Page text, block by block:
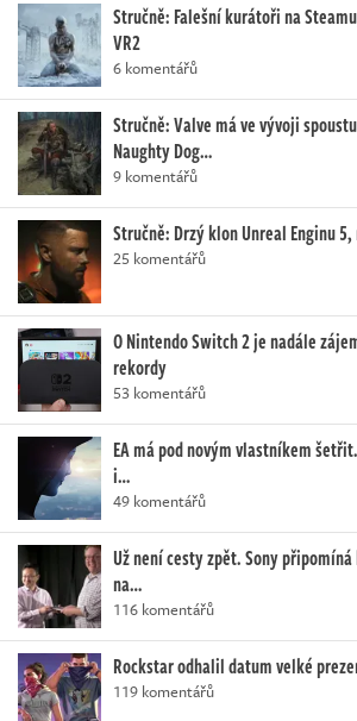
Stručně: Falešní kurátoři na
VR2
6 komentářů
Stručně: Valve má ve vývoji
Naughty Dog…
9 komentářů
Stručně: Drzý klon Unreal Enginu
25 komentářů
O Nintendo Switch 2 je nadále
rekordy
53 komentářů
EA má pod novým vlastníkem
i…
49 komentářů
Už není cesty zpět. Sony
na…
116 komentářů
Rockstar odhalil datum velké
119 komentářů